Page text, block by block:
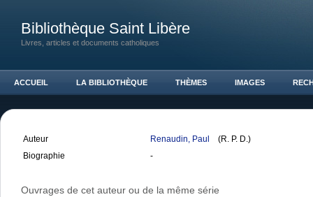
Bibliothèque Saint Libère
Livres, articles et documents catholiques
ACCUEIL LA BIBLIOTHÈQUE THÈMES IMAGES
Auteur Renaudin, Paul
(R. P. D.)
Biographie
-
Ouvrages de cet auteur ou de la même série